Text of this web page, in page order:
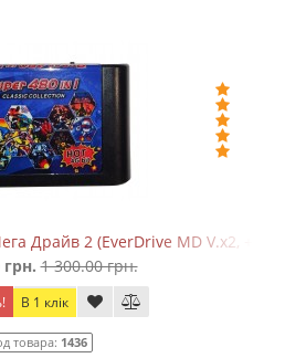
Драйв 2 (EverDrive MD V.х2, +SD)
грн. 1 300.00 грн.
В 1 клік
товара: 1436